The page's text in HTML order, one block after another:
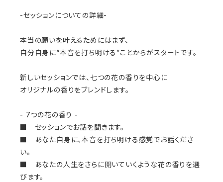
-セッションについての詳細-
本当の願いを叶えるためにはまず、
自分自身に“本音を打ち明ける”ことからがスタートです。
新しいセッションでは、七つの花の香りを中心に
オリジナルの香りをブレンドします。
- 7つの花の香り -
■ セッションでお話を聞きます。
■ あなた自身に、本音を打ち明ける感覚でお話くださ
い。
■ あなたの人生をさらに開いていくような花の香りを選
びます。